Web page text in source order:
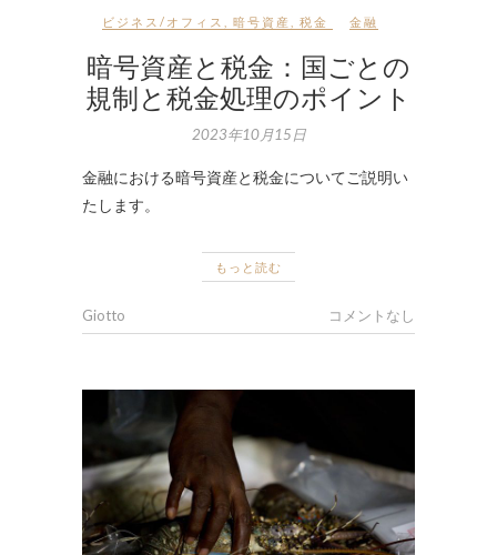
ビジネス/オフィス 暗号資産 税金 金融
暗号資産と税金：国ごとの
規制と税金処理のポイント
2023年10月15日
金融における暗号資産と税金についてご説明い
たします。
もっと読む
Giotto コメントなし